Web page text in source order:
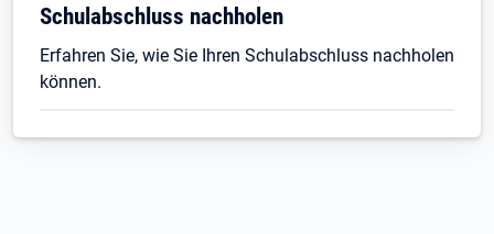
Schulabschluss nachholen
Erfahren Sie, wie Sie Ihren Schulabschluss nachholen
können.